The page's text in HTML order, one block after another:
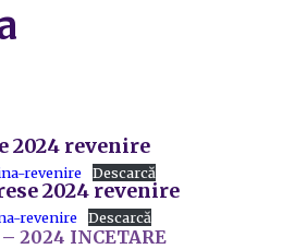
2024 revenire
revenire Descarcă
2024 revenire
revenire Descarcă
2024 INCETARE